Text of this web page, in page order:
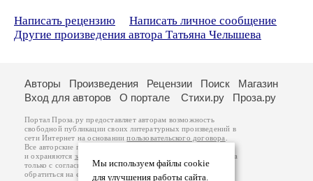
Написать рецензию
Написать личное сообщение
Другие произведения автора Татьяна Челышева
Мы используем файлы cookie
для улучшения работы сайта.
Авторы Произведения Рецензии Поиск
Магазин
Вход для авторов
О портале Стихи.ру Проза.ру
Портал Проза.ру предоставляет авторам возможность
свободной публикации своих литературных произведений в
сети Интернет на основаниипользовательского договора
Все авторские права на произведения принадлежат авторам
и охраняются законом
. Перепечатка произведений возможна
только с согласия его автора, к которому вы можете
обратиться на его авторской странице. Ответственность за